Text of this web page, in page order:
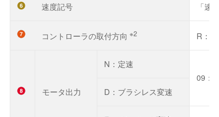
速度記号 「速
コントローラの取付方向 ※2 R：
モータ出力
N：定速
09：
D：ブラシレス変速